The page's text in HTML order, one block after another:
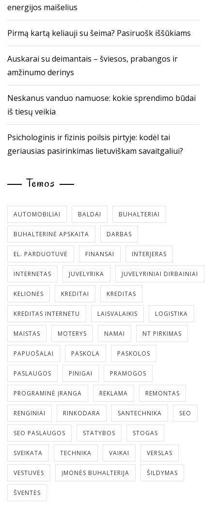
energijos maišelius
Pirmą kartą keliauji su šeima? Pasiruošk iššūkiams
Auskarai su deimantais – šviesos, prabangos ir
amžinumo derinys
Neskanus vanduo namuose: kokie sprendimo būdai
iš tiesų veikia
Psichologinis ir fizinis poilsis pirtyje: kodėl tai
geriausias pasirinkimas lietuviškam savaitgaliui?
Temos
AUTOMOBILIAI BALDAI BUHALTERIAI
BUHALTERINĖ APSKAITA DARBAS
EL. PARDUOTUVĖ FINANSAI INTERJERAS
INTERNETAS JUVELYRIKA JUVELYRINIAI DIRBAINIAI
KELIONĖS KREDITAI KREDITAS
KREDITAS INTERNETU LAISVALAIKIS LOGISTIKA
MAISTAS MOTERYS NAMAI NT PIRKIMAS
PAPUOŠALAI PASKOLA PASKOLOS
PASLAUGOS PINIGAI PRAMOGOS
PROGRAMINĖ ĮRANGA REKLAMA REMONTAS
RENGINIAI RINKODARA SANTECHNIKA SEO
SEO PASLAUGOS STATYBOS STOGAS
SVEIKATA TECHNIKA VAIKAI VERSLAS
VESTUVĖS ĮMONĖS BUHALTERIJA ŠILDYMAS
ŠVENTĖS